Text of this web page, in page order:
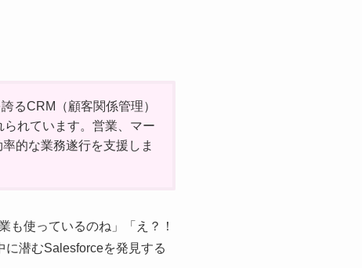
るCRM（顧客関係管理）
れています。営業、マー
的な業務遂行を支援しま
も使っているのね」「え？！
潜むSalesforceを発見する